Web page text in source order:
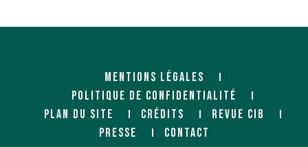
MENTIONS LÉGALES
POLITIQUE DE CONFIDENTIALITÉ
PLAN DU SITE
CRÉDITS
REVUE CIB
PRESSE
CONTACT